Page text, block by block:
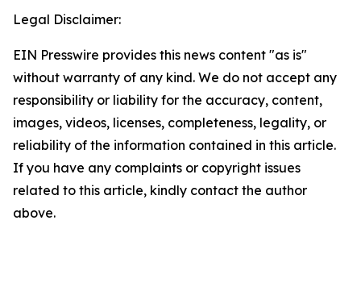
Legal Disclaimer:
EIN Presswire provides this news content "as is"
without warranty of any kind. We do not accept any
responsibility or liability for the accuracy, content,
images, videos, licenses, completeness, legality, or
reliability of the information contained in this article.
If you have any complaints or copyright issues
related to this article, kindly contact the author
above.